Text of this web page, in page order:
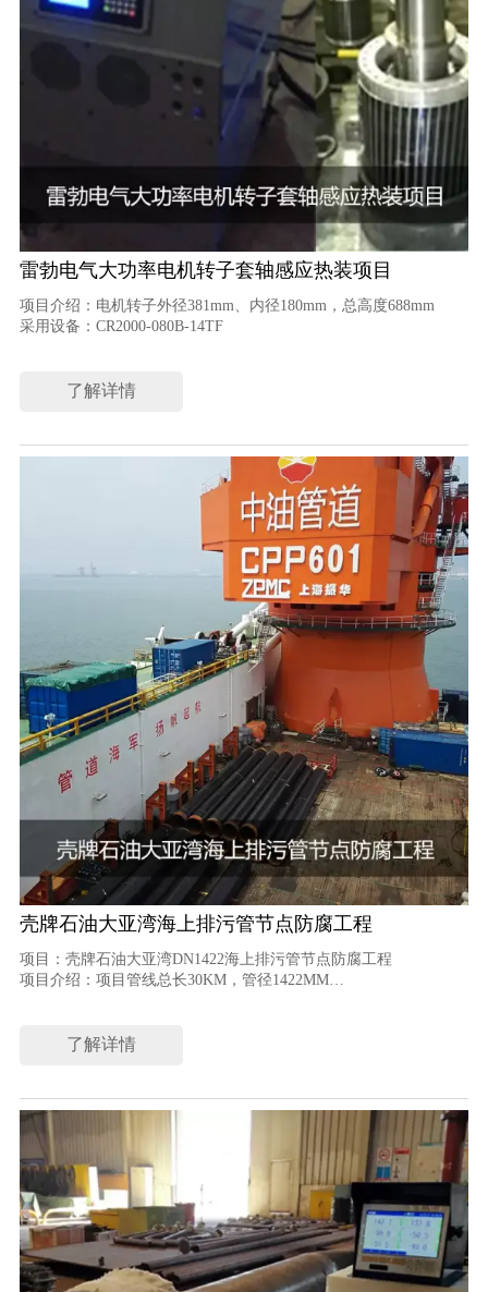
雷勃电气大功率电机转子套轴感应热装项目
项目介绍：电机转子外径381mm、内径180mm，总高度688mm
采用设备：CR2000-080B-14TF
了解详情
壳牌石油大亚湾海上排污管节点防腐工程
项目：壳牌石油大亚湾DN1422海上排污管节点防腐工程
项目介绍：项目管线总长30KM，管径1422MM
了解详情